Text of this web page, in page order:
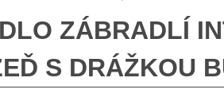
ZÁBRADLÍ
S DRÁŽKOU